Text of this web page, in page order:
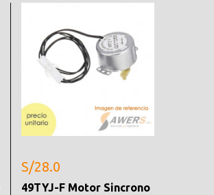
S/28.0
49TYJ-F Motor Sincrono